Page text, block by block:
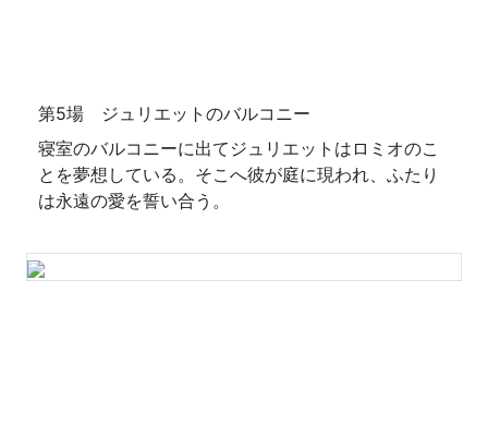
第5場 ジュリエットのバルコニー
寝室のバルコニーに出てジュリエットはロミオのこ
とを夢想している。そこへ彼が庭に現われ、ふたり
は永遠の愛を誓い合う。